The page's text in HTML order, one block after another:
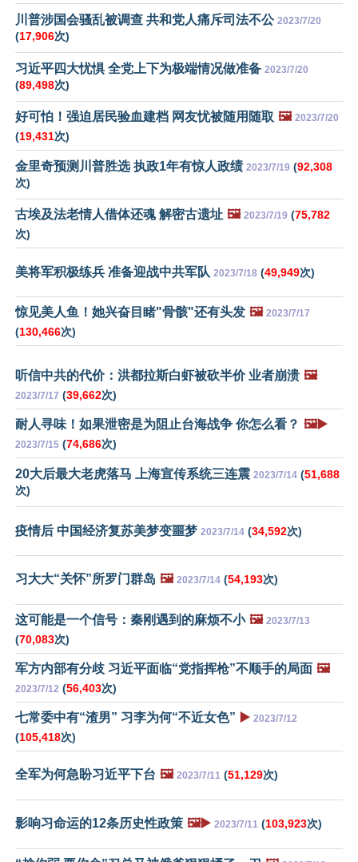
川普涉国会骚乱被调查 共和党人痛斥司法不公 2023/7/20
(17,906次)
习近平四大忧惧 全党上下为极端情况做准备 2023/7/20
(89,498次)
好可怕！强迫居民验血建档 网友忧被随用随取 🖼️ 2023/7/20
(19,431次)
金里奇预测川普胜选 执政1年有惊人政绩 2023/7/19 (92,308
次)
古埃及法老情人借体还魂 解密古遗址 🖼️ 2023/7/19 (75,782
次)
美将军积极练兵 准备迎战中共军队 2023/7/18 (49,949次)
惊见美人鱼！她兴奋目睹"骨骸"还有头发 🖼️ 2023/7/17
(130,466次)
听信中共的代价：洪都拉斯白虾被砍半价 业者崩溃 🖼️
2023/7/17 (39,662次)
耐人寻味！如果泄密是为阻止台海战争 你怎么看？ 🖼️▶️
2023/7/15 (74,686次)
20大后最大老虎落马 上海宣传系统三连震 2023/7/14 (51,688
次)
疫情后 中国经济复苏美梦变噩梦 2023/7/14 (34,592次)
习大大“关怀”所罗门群岛 🖼️ 2023/7/14 (54,193次)
这可能是一个信号：秦刚遇到的麻烦不小 🖼️ 2023/7/13
(70,083次)
军方内部有分歧 习近平面临“党指挥枪”不顺手的局面 🖼️
2023/7/12 (56,403次)
七常委中有“渣男” 习李为何“不近女色” ▶️ 2023/7/12
(105,418次)
全军为何急盼习近平下台 🖼️ 2023/7/11 (51,129次)
影响习命运的12条历史性政策 🖼️▶️ 2023/7/11 (103,923次)